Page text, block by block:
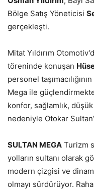
Bölge Satış Yöneticisi
gerçekleşti.
Mitat Yıldırım
töreninde konuşan
personel
Mega ile
konfor, sağlamlık,
nedeniyle Otokar
SULTAN MEGA Turizm
yolların sultanı olarak
modern çizgisi ve
olmayı sürdürüyor.